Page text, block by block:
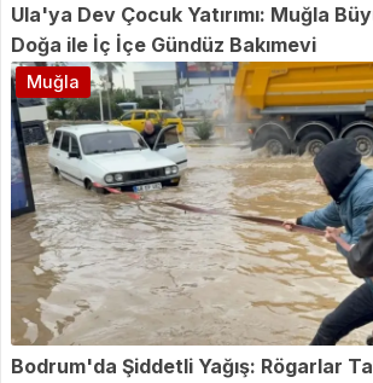
Ula'ya Dev Çocuk Yatırımı: Muğla
Doğa ile İç İçe Gündüz Bakımevi
Bodrum'da Şiddetli Yağış: Rögarlar
Muğla